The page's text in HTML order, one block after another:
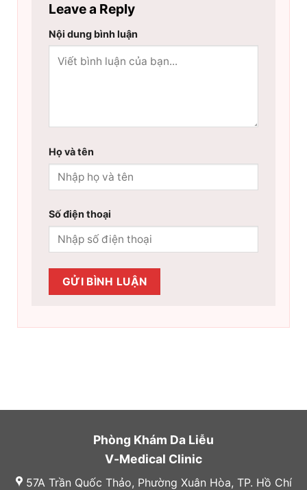
Leave a Reply
Nội dung bình luận
Họ và tên
Số điện thoại
Phòng Khám Da Liễu
V-Medical Clinic
57A Trần Quốc Thảo, Phường Xuân Hòa, TP. Hồ Chí